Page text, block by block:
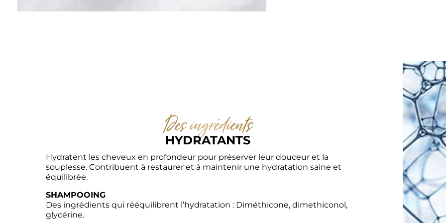
Des ingrédients
HYDRATANTS
Hydratent les cheveux en profondeur pour préserver leur douceur et la
souplesse. Contribuent à restaurer et à maintenir une hydratation saine et
équilibrée.
SHAMPOOING
Des ingrédients qui rééquilibrent l’hydratation : Diméthicone, dimethiconol,
glycérine.